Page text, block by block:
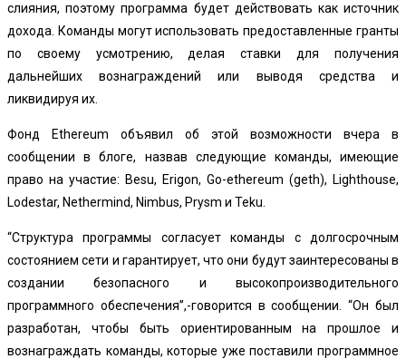
слияния, поэтому программа будет действовать как источник
дохода. Команды могут использовать предоставленные гранты
по своему усмотрению, делая ставки для получения
дальнейших вознаграждений или выводя средства и
ликвидируя их.
Фонд Ethereum объявил об этой возможности вчера в
сообщении в блоге, назвав следующие команды, имеющие
право на участие: Besu, Erigon, Go-ethereum (geth), Lighthouse,
Lodestar, Nethermind, Nimbus, Prysm и Teku.
“Структура программы согласует команды с долгосрочным
состоянием сети и гарантирует, что они будут заинтересованы в
создании безопасного и высокопроизводительного
программного обеспечения”,-говорится в сообщении. “Он был
разработан, чтобы быть ориентированным на прошлое и
вознаграждать команды, которые уже поставили программное